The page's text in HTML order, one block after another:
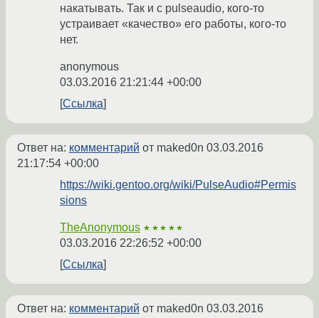
накатывать. Так и с pulseaudio, кого-то
устраивает «качество» его работы, кого-то
нет.
anonymous
03.03.2016 21:21:44 +00:00
Ссылка
Ответ на: комментарий от maked0n 03.03.2016
21:17:54 +00:00
https://wiki.gentoo.org/wiki/PulseAudio#Permis
sions
TheAnonymous ★★★★★
03.03.2016 22:26:52 +00:00
Ссылка
Ответ на: комментарий от maked0n 03.03.2016